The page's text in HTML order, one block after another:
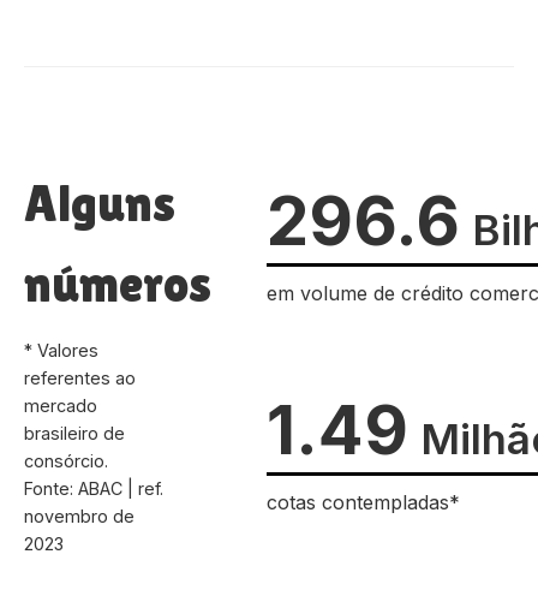
Alguns
números
* Valores
referentes ao
mercado
brasileiro de
consórcio.
Fonte: ABAC | ref.
novembro de
2023
296.6
em volume de crédito
1.49
cotas contempladas*